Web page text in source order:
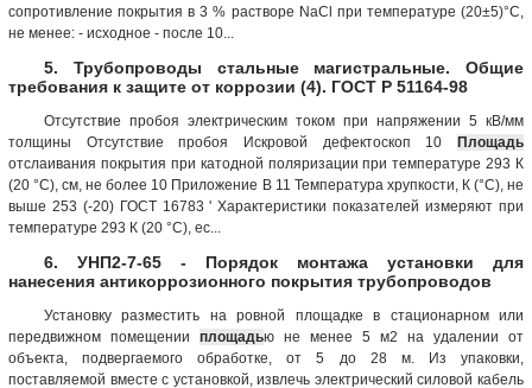
сопротивление покрытия в 3 % растворе NaCl при температуре (20±5)°С,
не менее: - исходное - после 10...
5. Трубопроводы стальные магистральные. Общие
требования к защите от коррозии (4). ГОСТ Р 51164-98
Отсутствие пробоя электрическим током при напряжении 5 кВ/мм
толщины Отсутствие пробоя Искровой дефектоскоп 10 Площадь
отслаивания покрытия при катодной поляризации при температуре 293 К
(20 °С), см, не более 10 Приложение В 11 Температура хрупкости, К (°С), не
выше 253 (-20) ГОСТ 16783 ' Характеристики показателей измеряют при
температуре 293 К (20 °С), ес...
6. УНП2-7-65 - Порядок монтажа установки для
нанесения антикоррозионного покрытия трубопроводов
Установку разместить на ровной площадке в стационарном или
передвижном помещении площадью не менее 5 м2 на удалении от
объекта, подвергаемого обработке, от 5 до 28 м. Из упаковки,
поставляемой вместе с установкой, извлечь электрический силовой кабель